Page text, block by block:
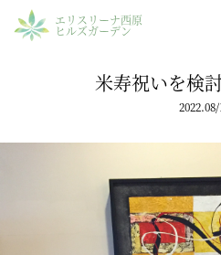
エリスリーナ西原
ヒルズガーデン
米寿祝いを検